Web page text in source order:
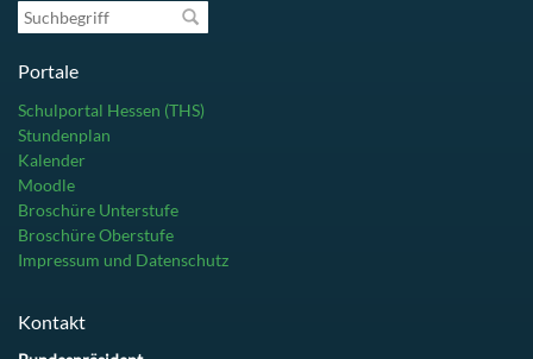
Suchbegriff
Portale
Schulportal Hessen (THS)
Stundenplan
Kalender
Moodle
Broschüre Unterstufe
Broschüre Oberstufe
Impressum und Datenschutz
Kontakt